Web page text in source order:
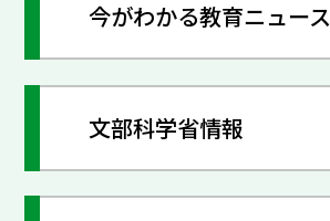
今がわかる教育ニュース
文部科学省情報